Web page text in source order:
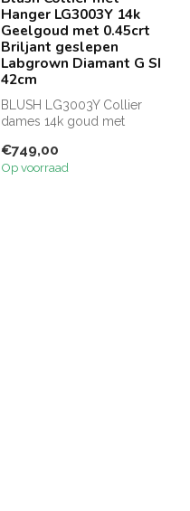
Hanger LG3003Y 14k
Geelgoud met 0.45crt
Briljant geslepen
Labgrown Diamant G SI
42cm
BLUSH LG3003Y Collier
dames 14k goud met
grown dia...
€749,00
Op voorraad